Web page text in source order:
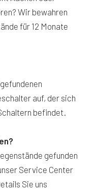
Wir bewahren
für 12 Monate
auf, der sich
befindet.
gefunden
Service Center
Sie uns